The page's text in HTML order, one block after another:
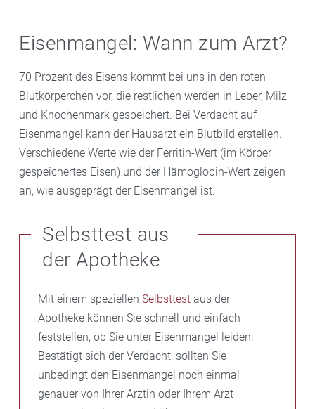
Eisenmangel: Wann zum Arzt?
70 Prozent des Eisens kommt bei uns in den roten
Blutkörperchen vor, die restlichen werden in Leber, Milz
und Knochenmark gespeichert. Bei Verdacht auf
Eisenmangel kann der Hausarzt ein Blutbild erstellen.
Verschiedene Werte wie der Ferritin-Wert (im Körper
gespeichertes Eisen) und der Hämoglobin-Wert zeigen
an, wie ausgeprägt der Eisenmangel ist.
Selbsttest aus
der Apotheke
Mit einem speziellen Selbsttest aus der
Apotheke können Sie schnell und einfach
feststellen, ob Sie unter Eisenmangel leiden.
Bestätigt sich der Verdacht, sollten Sie
unbedingt den Eisenmangel noch einmal
genauer von Ihrer Ärztin oder Ihrem Arzt